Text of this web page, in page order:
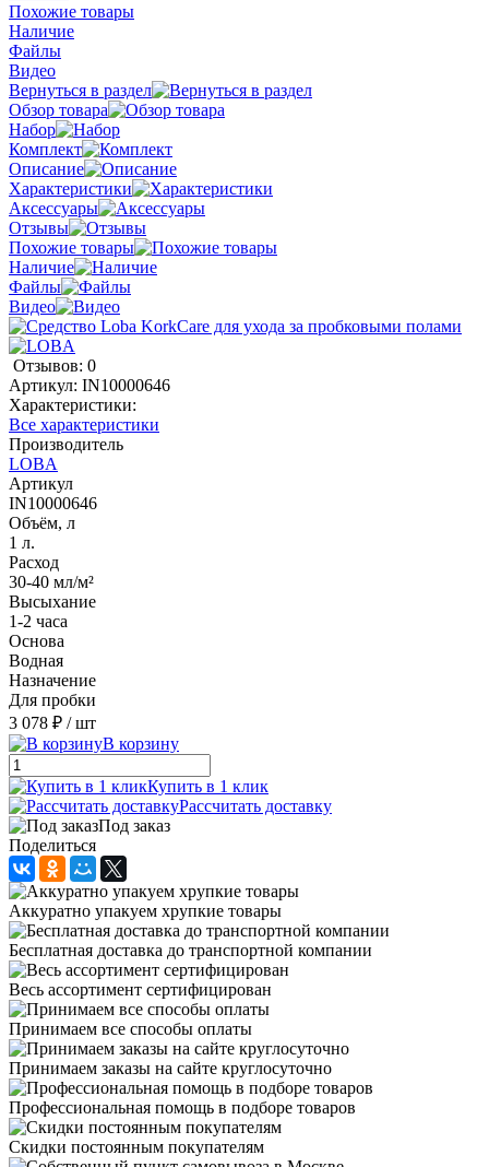
Похожие товары
Наличие
Файлы
Видео
Вернуться в раздел
Обзор товара
Набор
Комплект
Описание
Характеристики
Аксессуары
Отзывы
Похожие товары
Наличие
Файлы
Видео
Отзывов: 0
Артикул: IN10000646
Характеристики:
Все характеристики
Производитель
LOBA
Артикул
IN10000646
Объём, л
1 л.
Расход
30-40 мл/м²
Высыхание
1-2 часа
Основа
Водная
Назначение
Для пробки
3 078 ₽ / шт
В корзину
Купить в 1 клик
Рассчитать доставку
Под заказ
Поделиться
Аккуратно упакуем хрупкие товары
Бесплатная доставка до транспортной компании
Весь ассортимент сертифицирован
Принимаем все способы оплаты
Принимаем заказы на сайте круглосуточно
Профессиональная помощь в подборе товаров
Скидки постоянным покупателям